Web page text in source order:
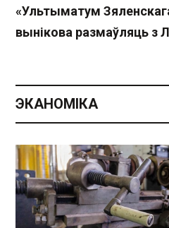
«Ультыматум
вынікова размаўляць з
ЭКАНОМІКА